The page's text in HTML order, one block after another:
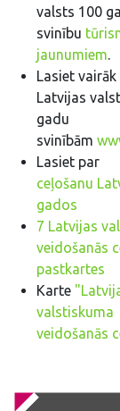
valsts 100
svinību
jaunumiem.
Lasiet vairāk
Latvijas
gadu
svinībām
Lasiet par
ceļošanu
gados
7 Latvijas
veidošanās
pastkartes
Karte
valstiskuma
veidošanās